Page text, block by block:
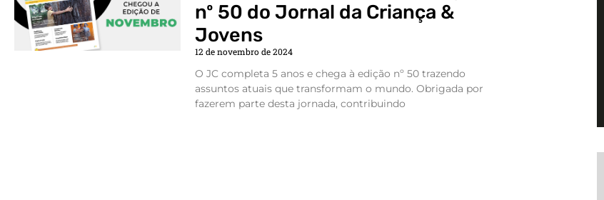
nº 50 do Jornal da Criança &
Jovens
12 de novembro de 2024
O JC completa 5 anos e chega à edição nº 50 trazendo
assuntos atuais que transformam o mundo. Obrigada por
fazerem parte desta jornada, contribuindo